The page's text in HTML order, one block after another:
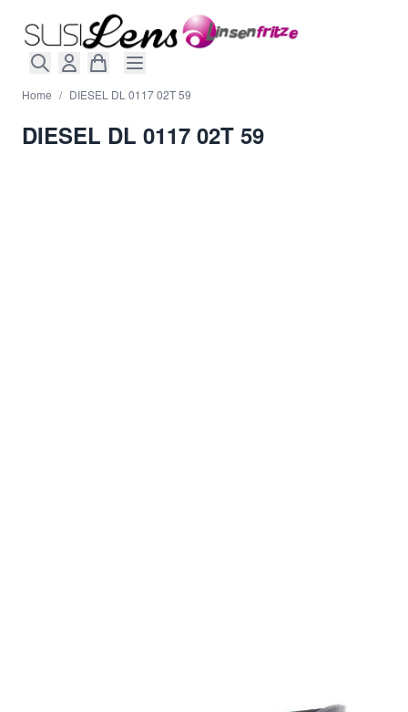
Home / DIESEL DL 0117 02T 59
DIESEL DL 0117 02T 59